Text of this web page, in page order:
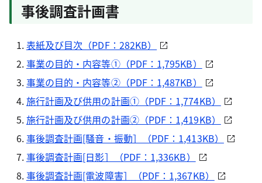
事後調査計画書
表紙及び目次（PDF：282KB）
事業の目的・内容等①（PDF：1,795KB）
事業の目的・内容等②（PDF：1,487KB）
施行計画及び供用の計画①（PDF：1,774KB）
施行計画及び供用の計画②（PDF：1,419KB）
事後調査計画[騒音・振動］（PDF：1,413KB）
事後調査計画[日影］（PDF：1,336KB）
事後調査計画[電波障害］（PDF：1,367KB）